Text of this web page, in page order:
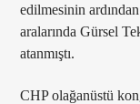
edilmesinin
aralarında Gürsel
atanmıştı.
CHP olağanüstü